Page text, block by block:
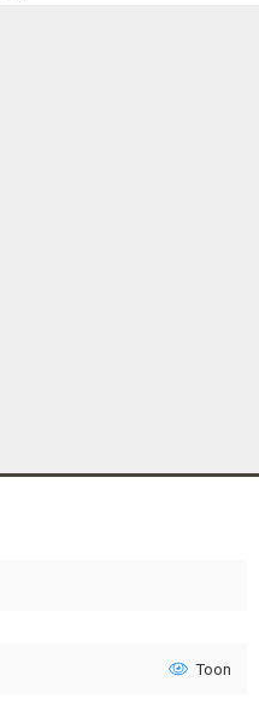
Toon